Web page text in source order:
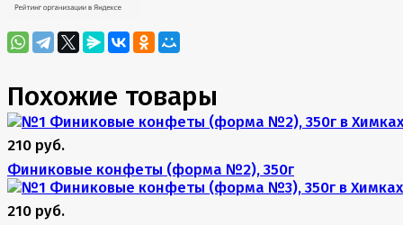
Похожие товары
210 руб.
Финиковые конфеты (форма №2), 350г
210 руб.